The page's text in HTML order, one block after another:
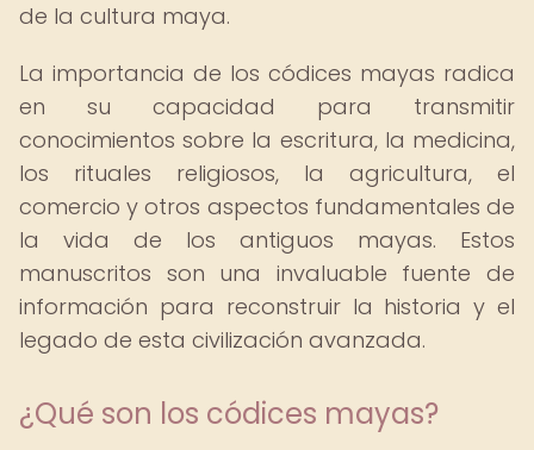
de la cultura maya.
La importancia de los códices mayas radica
en su capacidad para transmitir
conocimientos sobre la escritura, la medicina,
los rituales religiosos, la agricultura, el
comercio y otros aspectos fundamentales de
la vida de los antiguos mayas. Estos
manuscritos son una invaluable fuente de
información para reconstruir la historia y el
legado de esta civilización avanzada.
¿Qué son los códices mayas?